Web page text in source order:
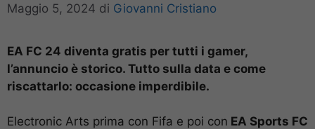
Maggio 5, 2024 di Giovanni Cristiano
EA FC 24 diventa gratis per tutti i gamer,
l’annuncio è storico. Tutto sulla data e come
riscattarlo: occasione imperdibile.
Electronic Arts prima con Fifa e poi con EA Sports FC